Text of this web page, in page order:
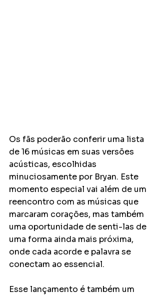
Os fãs poderão conferir uma lista
de 16 músicas em suas versões
acústicas, escolhidas
minuciosamente por Bryan. Este
momento especial vai além de um
reencontro com as músicas que
marcaram corações, mas também
uma oportunidade de senti-las de
uma forma ainda mais próxima,
onde cada acorde e palavra se
conectam ao essencial.
Esse lançamento é também um